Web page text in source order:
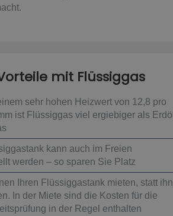
mit Flüssiggas
sehr hohen Heizwert von 12,8 pro
ist Flüssiggas viel ergiebiger als Erdöl
kann auch im Freien
werden – so sparen Sie Platz
Ihren Flüssiggastank mieten, statt ihn
In der Miete sind die Kosten für die
in der Regel enthalten